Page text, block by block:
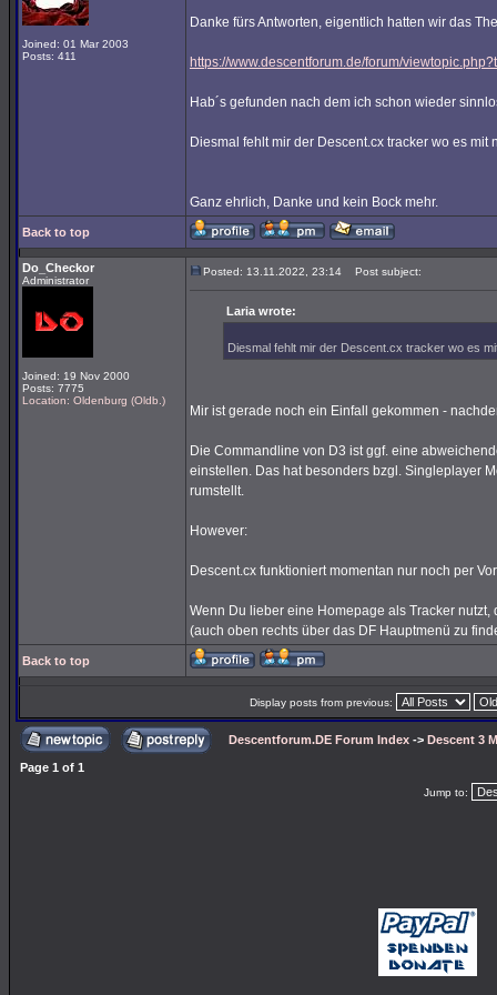
Joined: 01 Mar 2003
Posts: 411
Danke fürs Antworten, eigentlich hatten wir das
https://www.descentforum.de/forum/
Hab´s gefunden nach dem ich schon wieder
Diesmal fehlt mir der Descent.cx tracker wo es mit
Ganz ehrlich, Danke und kein Bock mehr.
Back to top
Do_Checkor
Administrator
Joined: 19 Nov 2000
Posts: 7775
Location: Oldenburg (Oldb.)
Posted: 13.11.2022, 23:14 Post subject:
Laria wrote:
Diesmal fehlt mir der Descent.cx tracker wo es
Mir ist gerade noch ein Einfall gekommen -
Die Commandline von D3 ist ggf. eine
einstellen. Das hat besonders bzgl. Singleplayer
rumstellt.
However:
Descent.cx funktioniert momentan nur noch per
Wenn Du lieber eine Homepage als Tracker
(auch oben rechts über das DF Hauptmenü zu
Back to top
Display posts from previous:
Descentforum.DE Forum Index -> Descent 3
Page 1 of 1
Jump to: